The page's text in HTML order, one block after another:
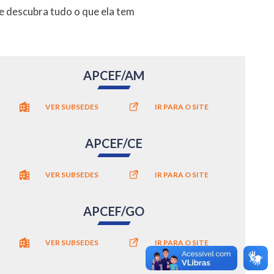
descubra tudo o que ela tem
APCEF/AM
VER SUBSEDES IR PARA O SITE
APCEF/CE
VER SUBSEDES IR PARA O SITE
APCEF/GO
VER SUBSEDES IR PARA O SITE